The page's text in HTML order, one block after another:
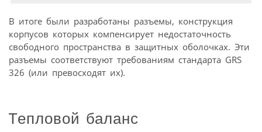
В итоге были разработаны разъемы, конструкция
корпусов которых компенсирует недостаточность
свободного пространства в защитных оболочках. Эти
разъемы соответствуют требованиям стандарта GRS
326 (или превосходят их).
Тепловой баланс